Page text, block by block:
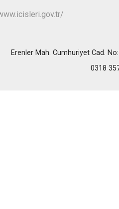
Erenler Mah. Cumhuriyet Cad.
0318